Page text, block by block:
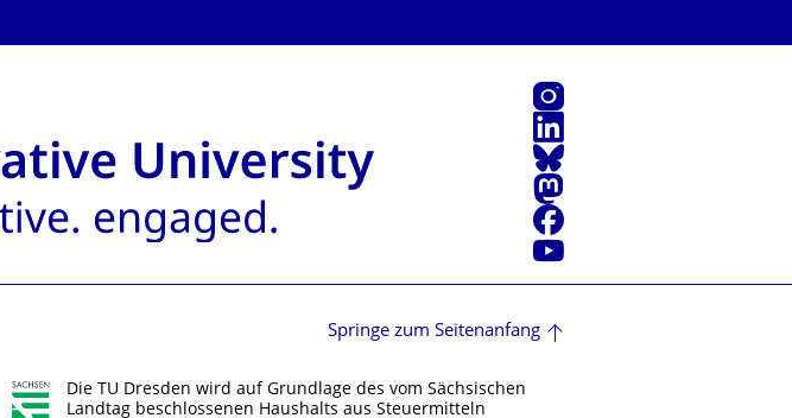
Instagram
LinkedIn
Bluesky
Mastodon
Facebook
Youtube
Springe zum Seitenanfang
Die TU Dresden wird auf Grundlage des vom Sächsischen
Landtag beschlossenen Haushalts aus Steuermitteln